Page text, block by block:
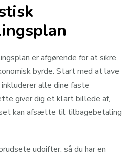
er afgørende for at sikre,
byrde. Start med at lave
alle dine faste
giver dig et klart billede af,
kan afsætte til tilbagebetaling
udgifter, så du har en